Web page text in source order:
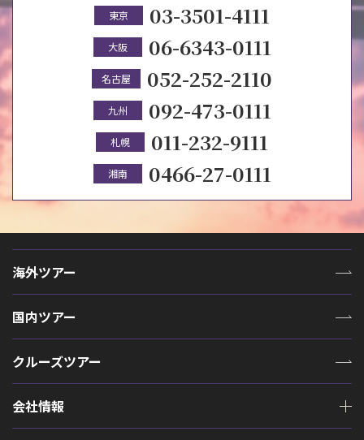
東京 03-3501-4111
大阪 06-6343-0111
名古屋 052-252-2110
九州 092-473-0111
札幌 011-232-9111
湘南 0466-27-0111
海外ツアー
国内ツアー
クルーズツアー
会社情報